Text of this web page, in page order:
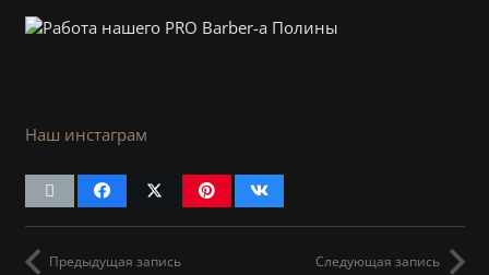
Наш инстаграм
Предыдущая запись Следующая запись